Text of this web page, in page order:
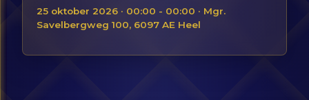
25 oktober 2026 · 00:00 - 00:00 · Mgr.
Savelbergweg 100, 6097 AE Heel